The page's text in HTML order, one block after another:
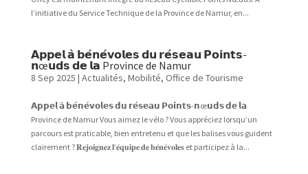
l’initiative du Service Technique de la Province de Namur, en...
𝗔𝗽𝗽𝗲𝗹 𝗮̀ 𝗯𝗲́𝗻𝗲́𝘃𝗼𝗹𝗲𝘀 𝗱𝘂 𝗿𝗲́𝘀𝗲𝗮𝘂 𝗣𝗼𝗶𝗻𝘁𝘀-
𝗻œ𝘂𝗱𝘀 𝗱𝗲 𝗹𝗮 Province de Namur
8 Sep 2025 | Actualités, Mobilité, Office de Tourisme
𝗔𝗽𝗽𝗲𝗹 𝗮̀ 𝗯𝗲́𝗻𝗲́𝘃𝗼𝗹𝗲𝘀 𝗱𝘂 𝗿𝗲́𝘀𝗲𝗮𝘂 𝗣𝗼𝗶𝗻𝘁𝘀-𝗻œ𝘂𝗱𝘀 𝗱𝗲 𝗹𝗮
Province de Namur Vous aimez le vélo ? Vous appréciez lorsqu’un
parcours est praticable, bien entretenu et que les balises vous guident
clairement ? 𝐑𝐞𝐣𝐨𝐢𝐠𝐧𝐞𝐳 𝐥’𝐞́𝐪𝐮𝐢𝐩𝐞 𝐝𝐞 𝐛𝐞́𝐧𝐞́𝐯𝐨𝐥𝐞𝐬 et participez à la...